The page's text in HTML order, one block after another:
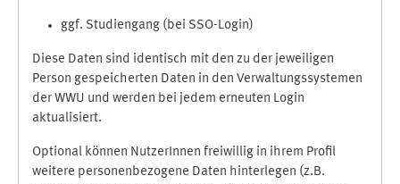
ggf. Studiengang (bei SSO-Login)
Diese Daten sind identisch mit den zu der jeweiligen
Person gespeicherten Daten in den Verwaltungssystemen
der WWU und werden bei jedem erneuten Login
aktualisiert.
Optional können NutzerInnen freiwillig in ihrem Profil
weitere personenbezogene Daten hinterlegen (z.B.